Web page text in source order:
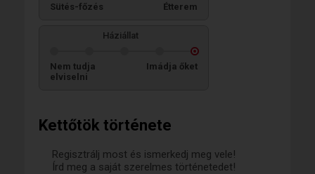
Kettőtök története
Regisztrálj most és ismerkedj meg vele!
Írd meg a saját szerelmes történetedet!
Sütés-főzés Étterem
Háziállat
Nem tudja
elviselni
Imádja őket